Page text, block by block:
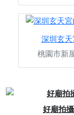
深圳玄天
桃園市新
好廟拍
Previous